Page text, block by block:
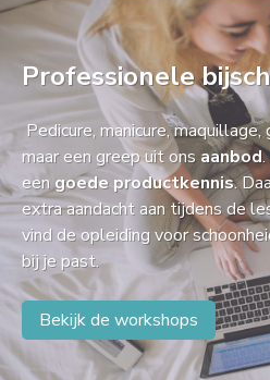
Professionele
Pedicure, manicure,
maar een greep uit ons aanbod
eengoede productkennis.
extra aandacht aan tijdens de
vind de opleiding voor
bij je past.
Bekijk de workshops